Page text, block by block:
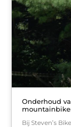
Onderhoud
Bij Steven’s